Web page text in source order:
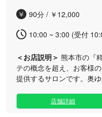
90分 / ￥12,000
10:00 ~ 3:00 (受付
＜お店説明＞ 熊本市の『
テの概念を超え、お客様
提供するサロンです。奥
日常の慌当地しさを忘れ
に寄り添うプライベート
店舗詳細